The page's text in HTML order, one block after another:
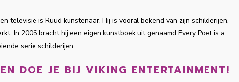
televisie is Ruud kunstenaar. Hij is vooral bekend van zijn schilderijen,
In 2006 bracht hij een eigen kunstboek uit genaamd Every Poet is a
serie schilderijen.
DOE JE BIJ VIKING ENTERTAINMENT!